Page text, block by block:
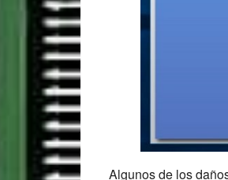
Algunos de los